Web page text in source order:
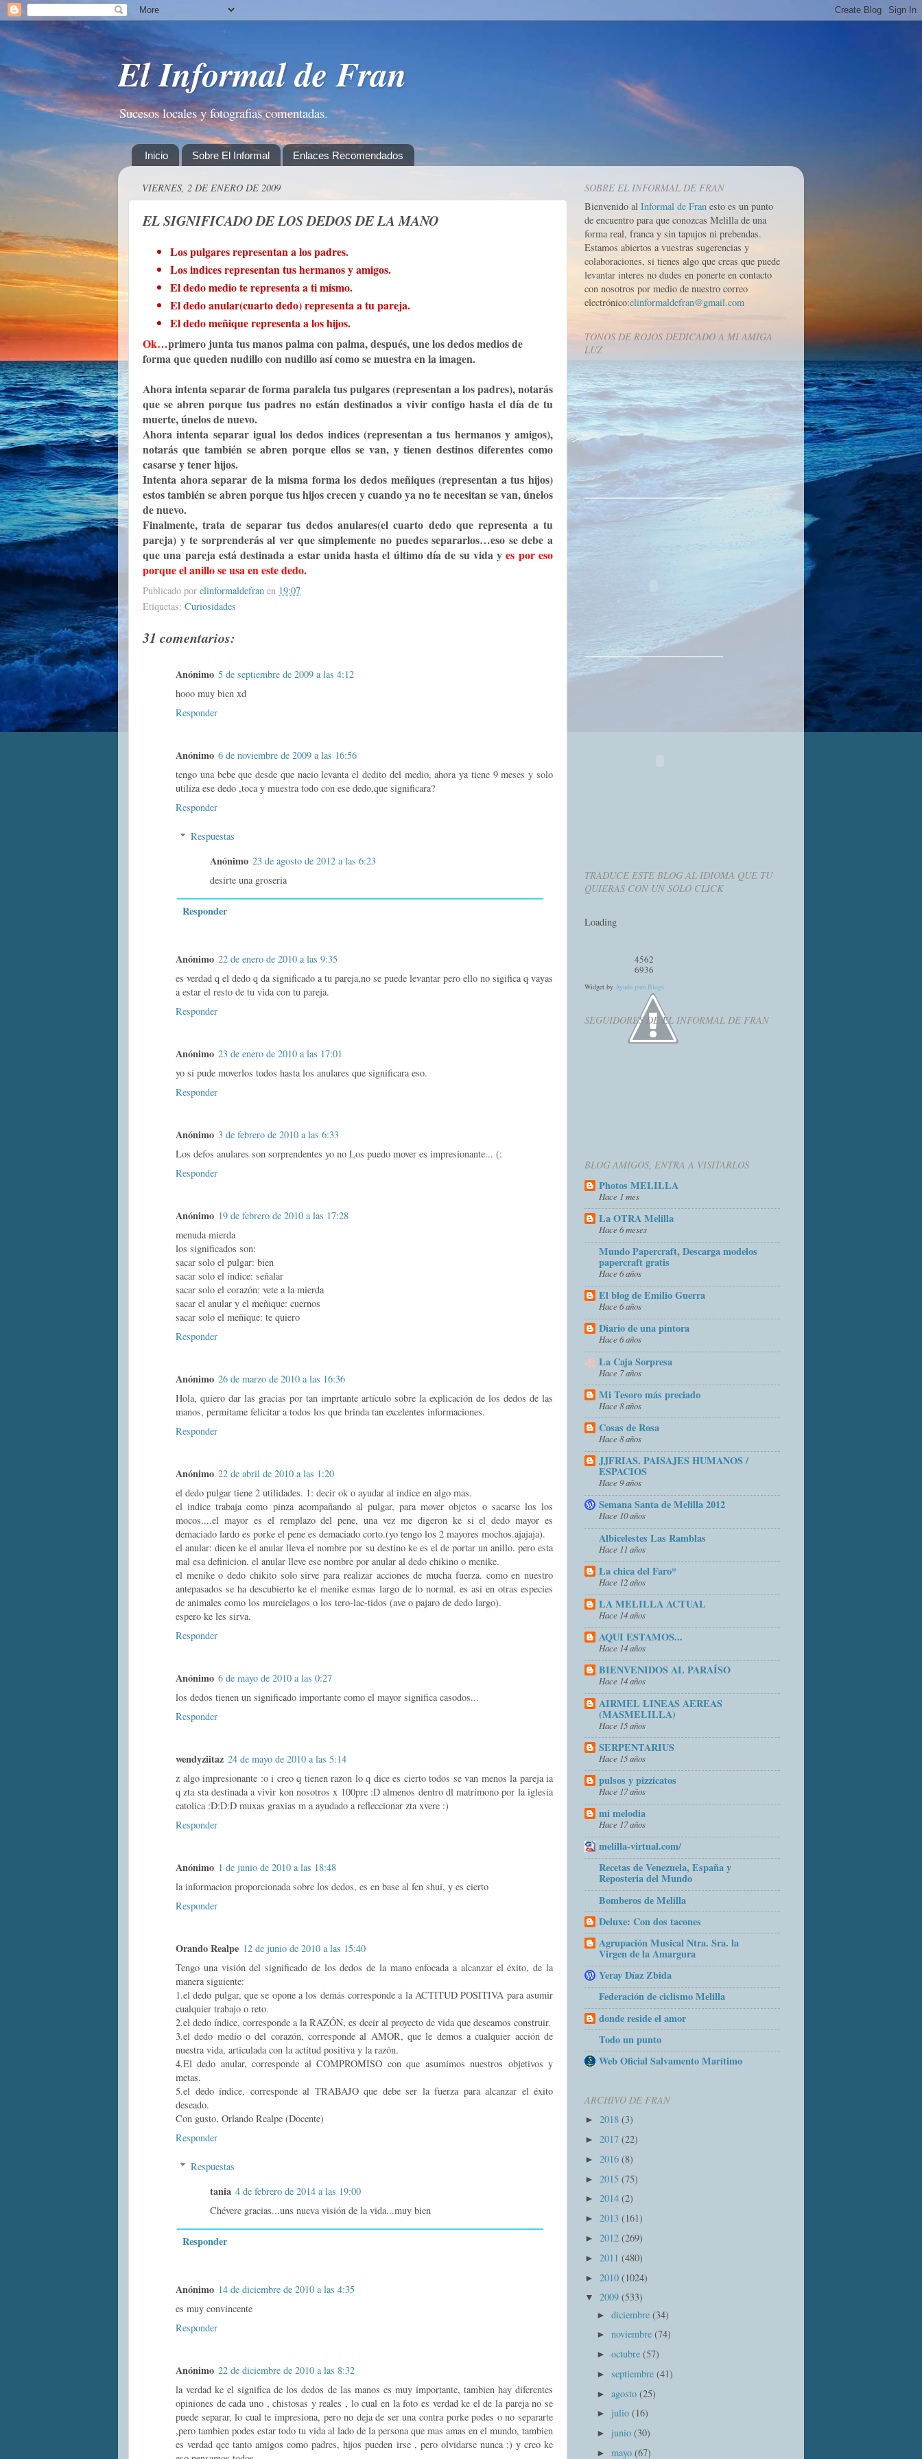
El Informal de Fran
Sucesos locales y fotografias comentadas.
Inicio Sobre El Informal Enlaces Recomendados
VIERNES, 2 DE ENERO DE 2009
EL SIGNIFICADO DE LOS DEDOS DE LA MANO
Los pulgares representan a los padres.
Los indices representan tus hermanos y amigos.
El dedo medio te representa a ti mismo.
El dedo anular(cuarto dedo) representa a tu pareja.
El dedo meñique representa a los hijos.
Ok…primero junta tus manos palma con palma, después, une los dedos medios de
forma que queden nudillo con nudillo así como se muestra en la imagen.
Ahora intenta separar de forma paralela tus pulgares (representan a los padres), notarás
que se abren porque tus padres no están destinados a vivir contigo hasta el día de tu
muerte, únelos de nuevo.
Ahora intenta separar igual los dedos indices (representan a tus hermanos y amigos),
notarás que también se abren porque ellos se van, y tienen destinos diferentes como
casarse y tener hijos.
Intenta ahora separar de la misma forma los dedos meñiques (representan a tus hijos)
estos también se abren porque tus hijos crecen y cuando ya no te necesitan se van, únelos
de nuevo.
Finalmente, trata de separar tus dedos anulares(el cuarto dedo que representa a tu
pareja) y te sorprenderás al ver que simplemente no puedes separarlos…eso se debe a
que una pareja está destinada a estar unida hasta el último día de su vida yes por eso
porque el anillo se usa en este dedo.
Publicado por elinformaldefran en 19:07
Etiquetas: Curiosidades
31 comentarios:
Anónimo 5 de septiembre de 2009 a las 4:12
hooo muy bien xd
Responder
Anónimo 6 de noviembre de 2009 a las 16:56
tengo una bebe que desde que nacio levanta el dedito del medio, ahora ya tiene 9 meses y solo
utiliza ese dedo ,toca y muestra todo con ese dedo,que significara?
Responder
Respuestas
Anónimo 23 de agosto de 2012 a las 6:23
desirte una groseria
Responder
Anónimo 22 de enero de 2010 a las 9:35
es verdad q el dedo q da significado a tu pareja,no se puede levantar pero ello no sigifica q vayas
a estar el resto de tu vida con tu pareja.
Responder
Anónimo 23 de enero de 2010 a las 17:01
yo si pude moverlos todos hasta los anulares que significara eso.
Responder
Anónimo 3 de febrero de 2010 a las 6:33
Los defos anulares son sorprendentes yo no Los puedo mover es impresionante... (:
Responder
Anónimo 19 de febrero de 2010 a las 17:28
menuda mierda
los significados son:
sacar solo el pulgar: bien
sacar solo el índice: señalar
sacar solo el corazón: vete a la mierda
sacar el anular y el meñique: cuernos
sacar solo el meñique: te quiero
Responder
Anónimo 26 de marzo de 2010 a las 16:36
Hola, quiero dar las gracias por tan imprtante artículo sobre la explicación de los dedos de las
manos, permítame felicitar a todos los que brinda tan excelentes informaciones.
Responder
Anónimo 22 de abril de 2010 a las 1:20
el dedo pulgar tiene 2 utilidades. 1: decir ok o ayudar al indice en algo mas.
el indice trabaja como pinza acompañando al pulgar, para mover objetos o sacarse los los
mocos....el mayor es el remplazo del pene, una vez me digeron ke si el dedo mayor es
demaciado lardo es porke el pene es demaciado corto.(yo tengo los 2 mayores mochos.ajajaja).
el anular: dicen ke el anular lleva el nombre por su destino ke es el de portar un anillo. pero esta
mal esa definicion. el anular lleve ese nombre por anular al dedo chikino o menike.
el menike o dedo chikito solo sirve para realizar acciones de mucha fuerza. como en nuestro
antepasados se ha descubierto ke el menike esmas largo de lo normal. es asi en otras especies
de animales como los murcielagos o los tero-lac-tidos (ave o pajaro de dedo largo).
espero ke les sirva.
Responder
Anónimo 6 de mayo de 2010 a las 0:27
los dedos tienen un significado importante como el mayor significa casodos...
Responder
wendyziitaz 24 de mayo de 2010 a las 5:14
z algo impresionante :o i creo q tienen razon lo q dice es cierto todos se van menos la pareja ia
q zta sta destinada a vivir kon nosotros x 100pre :D almenos dentro dl matrimono por la iglesia
catolica :D:D:D muxas graxias m a ayudado a refleccionar zta xvere :)
Responder
Anónimo 1 de junio de 2010 a las 18:48
la informacion proporcionada sobre los dedos, es en base al fen shui, y es cierto
Responder
Orando Realpe 12 de junio de 2010 a las 15:40
Tengo una visión del significado de los dedos de la mano enfocada a alcanzar el éxito, de la
manera siguiente:
1.el dedo pulgar, que se opone a los demás corresponde a la ACTITUD POSITIVA para asumir
cualquier trabajo o reto.
2.el dedo índice, corresponde a la RAZÓN, es decir al proyecto de vida que deseamos construir.
3.el dedo medio o del corazón, corresponde al AMOR, que le demos a cualquier acción de
nuestra vida, articulada con la actitud positiva y la razón.
4.El dedo anular, corresponde al COMPROMISO con que asumimos nuestros objetivos y
metas.
5.el dedo índice, corresponde al TRABAJO que debe ser la fuerza para alcanzar el éxito
deseado.
Con gusto, Orlando Realpe (Docente)
Responder
Respuestas
tania 4 de febrero de 2014 a las 19:00
Chévere gracias...uns nueva visión de la vida...muy bien
Responder
Anónimo 14 de diciembre de 2010 a las 4:35
es muy convincente
Responder
Anónimo 22 de diciembre de 2010 a las 8:32
la verdad ke el significa de los dedos de las manos es muy importante, tambien hay diferentes
opiniones de cada uno , chistosas y reales , lo cual en la foto es verdad ke el de la pareja no se
puede separar, lo cual te impresiona, pero no deja de ser una contra porke podes o no separarte
,pero tambien podes estar todo tu vida al lado de la persona que mas amas en el mundo, tambien
es verdad qee tanto amigos como padres, hijos pueden irse , pero olvidarse nunca :) y creo ke
SOBRE EL INFORMAL DE FRAN
Bienvenido al Informal de Fran esto es un punto
de encuentro para que conozcas Melilla de una
forma real, franca y sin tapujos ni prebendas.
Estamos abiertos a vuestras sugerencias y
colaboraciones, si tienes algo que creas que puede
levantar interes no dudes en ponerte en contacto
con nosotros por medio de nuestro correo
electrónico:elinformaldefran@gmail.com
TONOS DE ROJOS DEDICADO A MI AMIGA
LUZ
TRADUCE ESTE BLOG AL IDIOMA QUE TU
QUIERAS CON UN SOLO CLICK
Loading
4562
6936
Widget by Ayuda para Blogs
SEGUIDORES DE EL INFORMAL DE FRAN
BLOG AMIGOS, ENTRA A VISITARLOS
Photos MELILLA
Hace 1 mes
La OTRA Melilla
Hace 6 meses
Mundo Papercraft, Descarga modelos
papercraft gratis
Hace 6 años
El blog de Emilio Guerra
Hace 6 años
Diario de una pintora
Hace 6 años
La Caja Sorpresa
Hace 7 años
Mi Tesoro más preciado
Hace 8 años
Cosas de Rosa
Hace 8 años
JJFRIAS. PAISAJES HUMANOS /
ESPACIOS
Hace 9 años
Semana Santa de Melilla 2012
Hace 10 años
Albicelestes Las Ramblas
Hace 11 años
La chica del Faro*
Hace 12 años
LA MELILLA ACTUAL
Hace 14 años
AQUI ESTAMOS...
Hace 14 años
BIENVENIDOS AL PARAÍSO
Hace 14 años
AIRMEL LINEAS AEREAS
(MASMELILLA)
Hace 15 años
SERPENTARIUS
Hace 15 años
pulsos y pizzicatos
Hace 17 años
mi melodia
Hace 17 años
melilla-virtual.com/
Recetas de Venezuela, España y
Reposteria del Mundo
Bomberos de Melilla
Deluxe: Con dos tacones
Agrupación Musical Ntra. Sra. la
Virgen de la Amargura
Yeray Díaz Zbida
Federación de ciclismo Melilla
donde reside el amor
Todo un punto
Web Oficial Salvamento Marítimo
ARCHIVO DE FRAN
► 2018 (3)
► 2017 (22)
► 2016 (8)
► 2015 (75)
► 2014 (2)
► 2013 (161)
► 2012 (269)
► 2011 (480)
► 2010 (1024)
▼ 2009 (533)
►diciembre(34)
►noviembre(74)
►octubre(57)
►septiembre(41)
►agosto(25)
► julio(16)
► junio(30)
►mayo(67)